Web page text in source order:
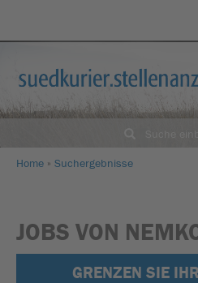
Home
Suchergebnisse
JOBS VON
GRENZEN SIE